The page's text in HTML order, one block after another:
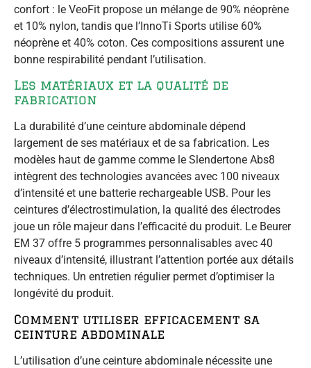
confort : le VeoFit propose un mélange de 90% néoprène
et 10% nylon, tandis que l’InnoTi Sports utilise 60%
néoprène et 40% coton. Ces compositions assurent une
bonne respirabilité pendant l’utilisation.
Les matériaux et la qualité de
fabrication
La durabilité d’une ceinture abdominale dépend
largement de ses matériaux et de sa fabrication. Les
modèles haut de gamme comme le Slendertone Abs8
intègrent des technologies avancées avec 100 niveaux
d’intensité et une batterie rechargeable USB. Pour les
ceintures d’électrostimulation, la qualité des électrodes
joue un rôle majeur dans l’efficacité du produit. Le Beurer
EM 37 offre 5 programmes personnalisables avec 40
niveaux d’intensité, illustrant l’attention portée aux détails
techniques. Un entretien régulier permet d’optimiser la
longévité du produit.
Comment utiliser efficacement sa
ceinture abdominale
L’utilisation d’une ceinture abdominale nécessite une